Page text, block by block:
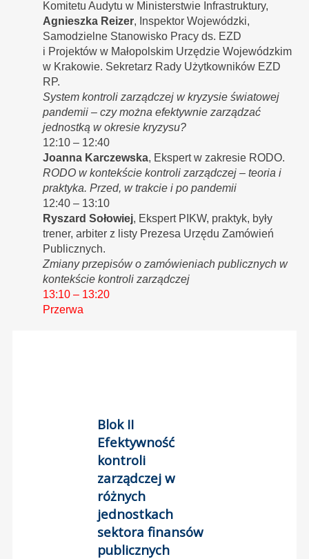
Komitetu Audytu w Ministerstwie Infrastruktury,
Agnieszka Reizer, Inspektor Wojewódzki,
Samodzielne Stanowisko Pracy ds. EZD
i Projektów w Małopolskim Urzędzie Wojewódzkim
w Krakowie. Sekretarz Rady Użytkowników EZD
RP.
System kontroli zarządczej w kryzysie światowej
pandemii – czy można efektywnie zarządzać
jednostką w okresie kryzysu?
12:10 – 12:40
Joanna Karczewska, Ekspert w zakresie RODO.
RODO w kontekście kontroli zarządczej – teoria i
praktyka. Przed, w trakcie i po pandemii
12:40 – 13:10
Ryszard Sołowiej, Ekspert PIKW, praktyk, były
trener, arbiter z listy Prezesa Urzędu Zamówień
Publicznych.
Zmiany przepisów o zamówieniach publicznych w
kontekście kontroli zarządczej
13:10 – 13:20
Przerwa
Blok II
Efektywność
kontroli
zarządczej w
różnych
jednostkach
sektora finansów
publicznych